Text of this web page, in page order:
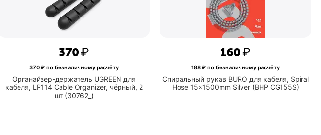
Органайзер-держатель UGREEN для
кабеля, LP114 Cable Organizer, чёрный, 2
шт (30762_)
‍370‍₽
370 ₽ по безналичному расчёту
Спиральный рукав BURO для кабеля, Spiral
Hose 15x1500mm Silver (BHP CG155S)
‍160‍₽
188 ₽ по безналичному расчёту